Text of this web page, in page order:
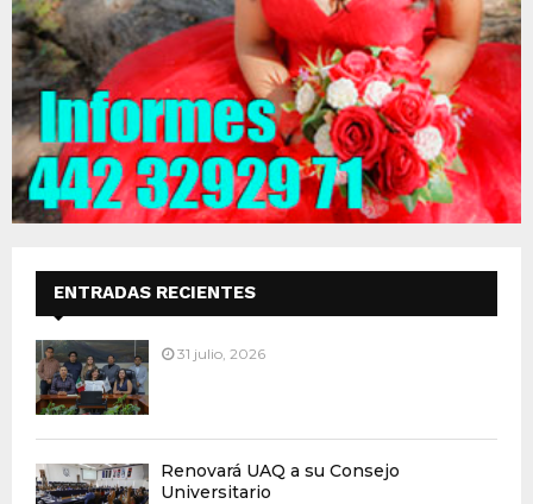
ENTRADAS RECIENTES
31 julio, 2026
Renovará UAQ a su Consejo
Universitario